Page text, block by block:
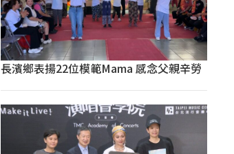
長濱鄉表揚22位模範Mama 感念父親辛勞